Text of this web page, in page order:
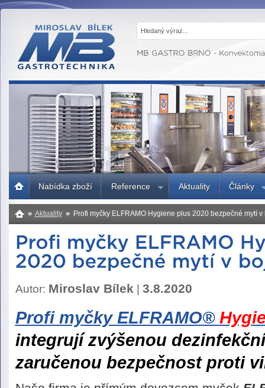
MB GASTRO
BRNO -
Gastrotechnika,
profesionální
kuchyně
strana
Nabídka zboží Reference Aktuality Články
» Aktuality » Profi myčky ELFRAMO Hygiene plus 2020 bezpečné mytí
Autor: Miroslav Bílek | 3.8.2020
Profi myčky ELFRAMO®
integrují zvýšenou
zaručenou bezpečnost proti